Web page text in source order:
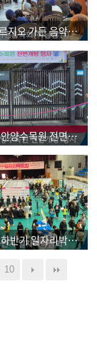
2025 대우푸르지오 가든 음악회(감일푸르지오 마크베르)
2025 서울대 안양수목원 전면개방 행사
2025 의왕시 하반기 일자리박람회
10